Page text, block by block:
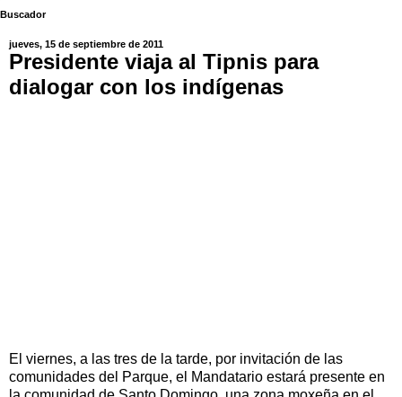
Buscador
jueves, 15 de septiembre de 2011
Presidente viaja al Tipnis para
dialogar con los indígenas
El viernes, a las tres de la tarde, por invitación de las
comunidades del Parque, el Mandatario estará presente en